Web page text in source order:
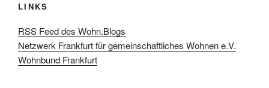
LINKS
RSS Feed des Wohn.Blogs
Netzwerk Frankfurt für gemeinschaftliches Wohnen e.V.
Wohnbund Frankfurt